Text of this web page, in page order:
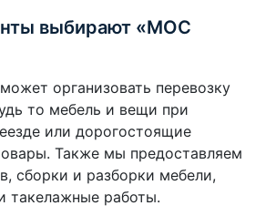
выбирают «МОС
организовать перевозку
то мебель и вещи при
или дорогостоящие
Также мы предоставляем
сборки и разборки мебели,
такелажные работы.